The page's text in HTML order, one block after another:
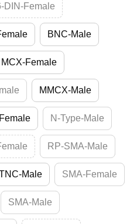
DIN-Female
BNC-Male
MCX-Female
MMCX-Male
N-Type-Male
RP-SMA-Male
Male SMA-Female
SMA-Male